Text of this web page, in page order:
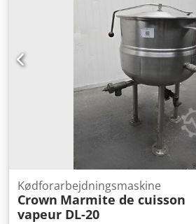
tilstand: Ny Omløsningsfunktion for
Ingen omløsningsfunktion for løft/
Alle advarselssignaler Stødfanger:
gummibeskyttelse Opbevaringsrum
Ladeplatform manuelt justerbar: 540
For og bag Opbevaringsrum
Operatør login kode: Access 123 Tysk
Brugsanvisning: Tysk Lakering:
vedligeholdelsesfrit Oplader: 30 amp,
ledning, med IEC-stik og CEE 7/7 stik
Kødforarbejdningsmaskine
Crown Marmite de cuisson
vapeur DL-20